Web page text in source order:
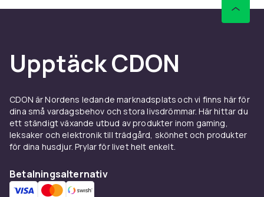
pendling och nöje. Märken som Crescent,
samma paraply.
Friluftsliv och vandring
Friluftslivet tar fart när vädret blir varmare.
Hitta vandringsskor, ryggsäckar, vattenflaskor
och kompasser för dagsturen eller den långa
vandringen. Sortimentet täcker både
produkter från Fjällräven, Haglöfs och
Coleman.
Upptäck CDON
CDON är Nordens ledande marknadsplats och vi finns här för
dina små vardagsbehov och stora livsdrömmar. Här hittar du
ett ständigt växande utbud av produkter inom gaming,
leksaker och elektronik till trädgård, skönhet och produkter
för dina husdjur. Prylar för livet helt enkelt.
Betalningsalternativ